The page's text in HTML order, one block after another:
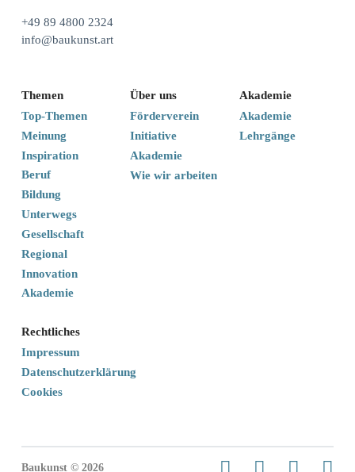
+49 89 4800 2324
info@baukunst.art
Themen
Top-Themen
Meinung
Inspiration
Beruf
Bildung
Unterwegs
Gesellschaft
Regional
Innovation
Akademie
Akademie
Akademie
Lehrgänge
Über uns
Förderverein
Initiative
Akademie
Wie wir arbeiten
Rechtliches
Impressum
Datenschutzerklärung
Cookies
Baukunst © 2026